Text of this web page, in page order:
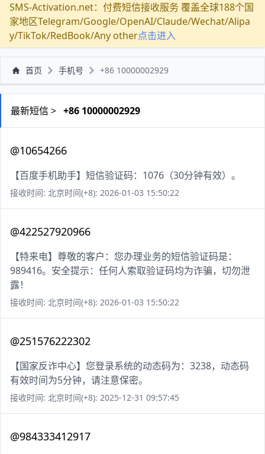
SMS-Activation.net：付费短信接收服务 覆盖全球188个国
家地区Telegram/Google/OpenAI/Claude/Wechat/Alipa
y/TikTok/RedBook/Any other点击进入
首页 手机号 +86 10000002929
最新短信 > +86 10000002929
@10654266
【百度手机助手】短信验证码：1076（30分钟有效）。
接收时间: 北京时间(+8): 2026-01-03 15:50:22
@422527920966
【特来电】尊敬的客户：您办理业务的短信验证码是：
989416。安全提示：任何人索取验证码均为诈骗，切勿泄
露！
接收时间: 北京时间(+8): 2026-01-03 15:50:22
@251576222302
【国家反诈中心】您登录系统的动态码为：3238，动态码
有效时间为5分钟，请注意保密。
接收时间: 北京时间(+8): 2025-12-31 09:57:45
@984333412917